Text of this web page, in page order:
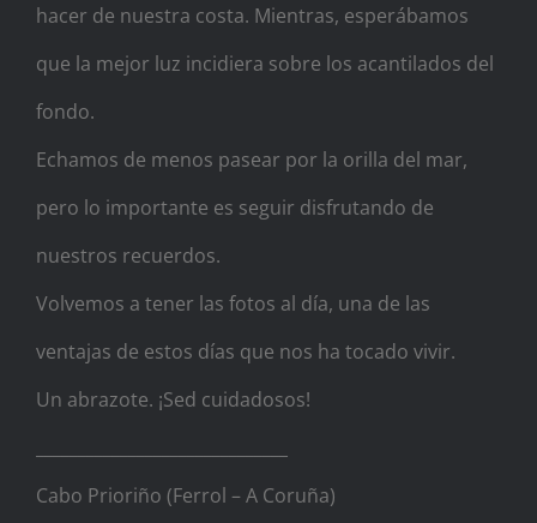
hacer de nuestra costa. Mientras, esperábamos
que la mejor luz incidiera sobre los acantilados del
fondo.
Echamos de menos pasear por la orilla del mar,
pero lo importante es seguir disfrutando de
nuestros recuerdos.
Volvemos a tener las fotos al día, una de las
ventajas de estos días que nos ha tocado vivir.
Un abrazote. ¡Sed cuidadosos!
Cabo Prioriño (Ferrol – A Coruña)